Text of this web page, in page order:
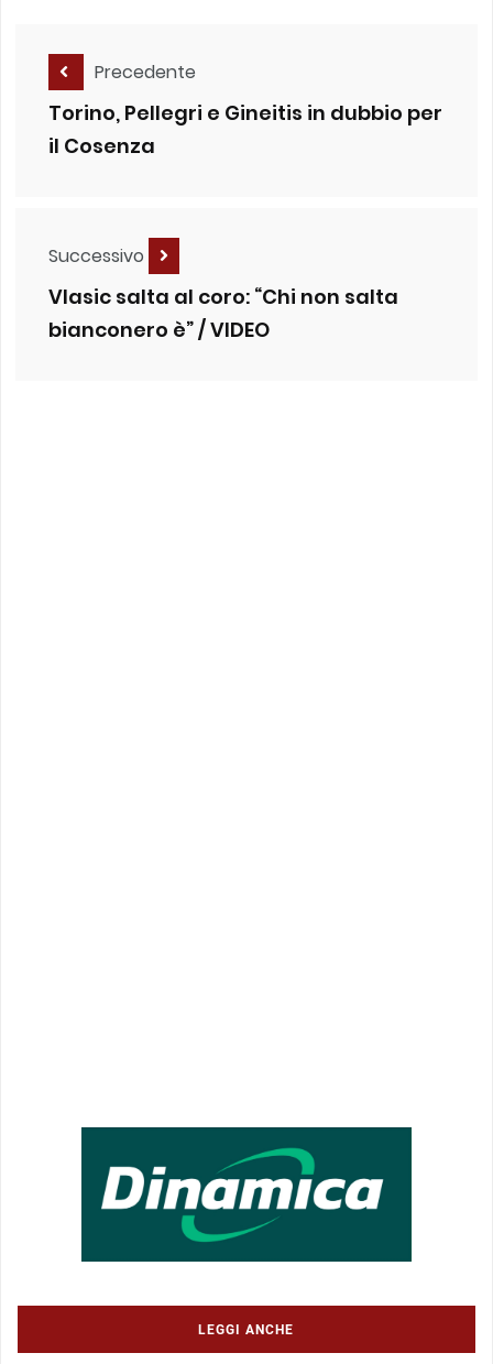
Precedente
Torino, Pellegri e Gineitis in dubbio per
il Cosenza
Successivo
Vlasic salta al coro: “Chi non salta
bianconero è” / VIDEO
LEGGI ANCHE